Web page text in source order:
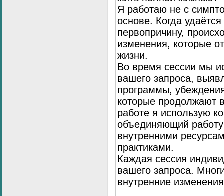
Я работаю не с
основе. Когда
первопричину,
изменения, которые
жизни.
Во время сессии мы
вашего запроса,
программы,
которые продолжают
работе я использую
объединяющий
внутренними
практиками.
Каждая сессия
вашего запроса.
внутренние